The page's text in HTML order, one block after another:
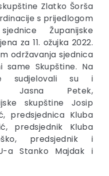
Zlatko Šorša
s prijedlogom
Županijske
za 11. ožujka 2022.
održavanja sjednica
Skupštine. Na
sudjelovali su i
Jasna Petek,
skupštine Josip
predsjednica Kluba
predsjednik Kluba
predsjednik i
a Stanko Majdak i